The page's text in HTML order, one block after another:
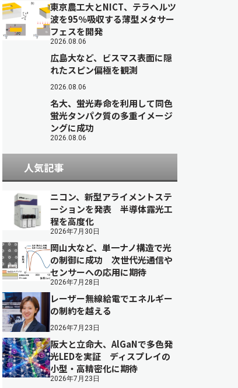
東京農工大とNICT、テラヘルツ
波を95％吸収する薄型メタサー
フェスを開発
2026.08.06
広島大など、ビスマス表面に隠
れたスピン偏極を観測
2026.08.06
名大、蛍光寿命を利用して同色
蛍光タンパク質の多重イメージ
ングに成功
2026.08.06
人気記事
ニコン、新型アライメントステ
ーションを発表 半導体露光工
程を高度化
2026年7月30日
岡山大など、単一ナノ構造で光
の制御に成功 次世代光通信や
センサーへの応用に期待
2026年7月28日
レーザー無線給電でエネルギー
の制約を越える
2026年7月23日
阪大と立命大、AlGaNで多色発
光LEDを実証 ディスプレイの
小型・高精密化に期待
2026年7月23日